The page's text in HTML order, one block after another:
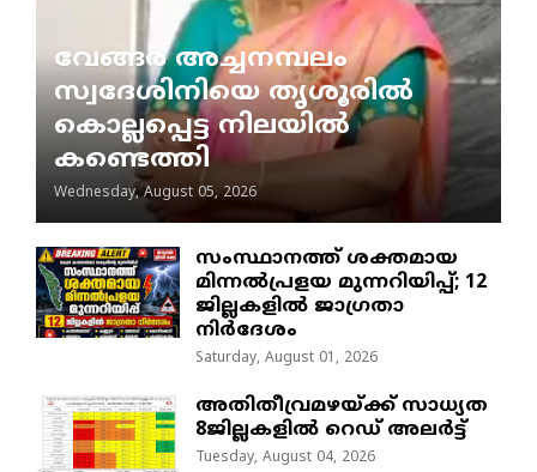
വേങ്ങര അച്ചനമ്പലം
സ്വദേശിനിയെ തൃശൂരിൽ
കൊല്ലപ്പെട്ട നിലയിൽ
കണ്ടെത്തി
Wednesday, August 05, 2026
സംസ്ഥാനത്ത് ശക്തമായ
മിന്നൽപ്രളയ മുന്നറിയിപ്പ്; 12
ജില്ലകളിൽ ജാഗ്രതാ
നിർദേശം
Saturday, August 01, 2026
അതിതീവ്രമഴയ്ക്ക് സാധ്യത
8ജില്ലകളിൽ റെഡ് അലർട്ട്
Tuesday, August 04, 2026